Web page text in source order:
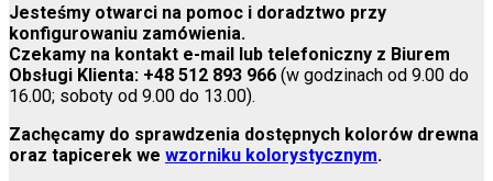
Jesteśmy otwarci na pomoc i doradztwo przy
konfigurowaniu zamówienia.
Czekamy na kontakt e-mail lub telefoniczny z Biurem
Obsługi Klienta: +48 512 893 966 (w godzinach od 9.00 do
16.00; soboty od 9.00 do 13.00).
Zachęcamy do sprawdzenia dostępnych kolorów drewna
oraz tapicerek we wzorniku kolorystycznym.